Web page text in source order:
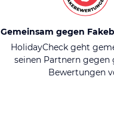
Gemeinsam gegen
HolidayCheck geht
seinen Partnern gegen
Bewertungen